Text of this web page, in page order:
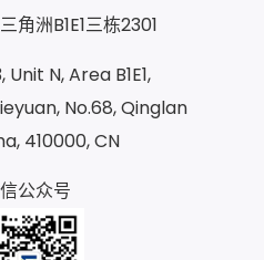
角洲B1E1三栋2301
N, Area B1E1,
No.68, Qinglan
410000, CN
公众号